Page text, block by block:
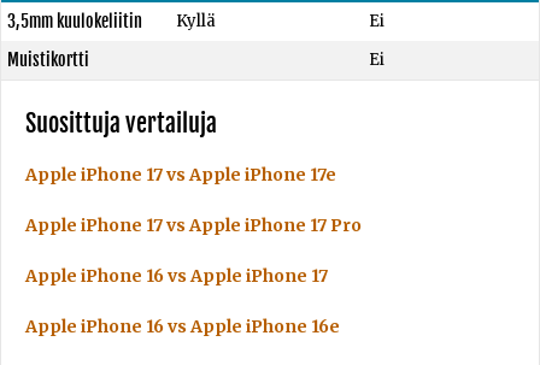
3,5mm kuulokeliitin
Kyllä
Ei
Muistikortti
Ei
Suosittuja vertailuja
Apple iPhone 17 vs Apple iPhone 17e
Apple iPhone 17 vs Apple iPhone 17 Pro
Apple iPhone 16 vs Apple iPhone 17
Apple iPhone 16 vs Apple iPhone 16e